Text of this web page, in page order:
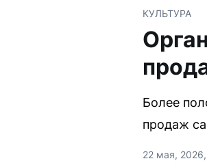
КУЛЬТУРА
Более
продаж
22 мая,